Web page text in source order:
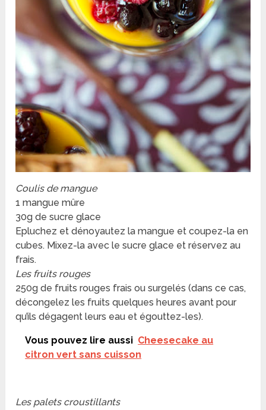
Coulis de mangue
1 mangue mûre
30g de sucre glace
Epluchez et dénoyautez la mangue et coupez-la en
cubes. Mixez-la avec le sucre glace et réservez au
frais.
Les fruits rouges
250g de fruits rouges frais ou surgelés (dans ce cas,
décongelez les fruits quelques heures avant pour
qu’ils dégagent leurs eau et égouttez-les).
Vous pouvez lire aussi Cheesecake au
citron vert sans cuisson
Les palets croustillants